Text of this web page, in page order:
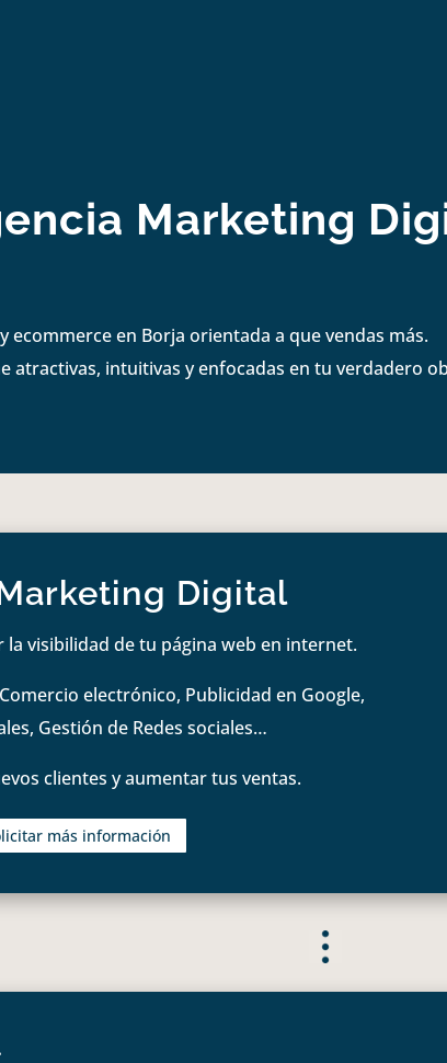
Marketing
ecommerce en Borja orientada a que vendas más.
atractivas, intuitivas y enfocadas en tu verdadero
Digital
visibilidad de tu página web en internet.
electrónico, Publicidad en Google,
Gestión de Redes sociales…
clientes y aumentar tus ventas.
más información